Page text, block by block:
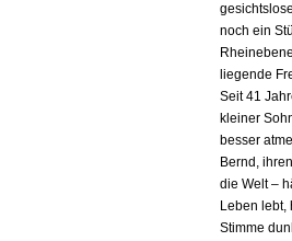
noch ein
liegende
Seit 41
kleiner
besser
Bernd,
die Welt –
Leben lebt,
Stimme